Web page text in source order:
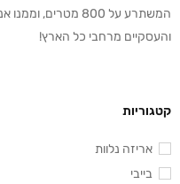
המשתרע על 800
והעסקיים מרחבי כל הארץ!
קטגוריות
אריזה נלוות
בייבי